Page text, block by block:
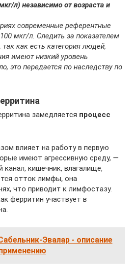
л) независимо от возраста и
современные референтные
мкг/л. Следить за показателем
как есть категория людей,
имеют низкий уровень
это передается по наследству по
замедляется процесс
влияет на работу в первую
имеют агрессивную среду, —
канал, кишечник, влагалище,
отток лимфы, она
что приводит к лимфостазу.
ферритин участвует в
Эвалар - описание